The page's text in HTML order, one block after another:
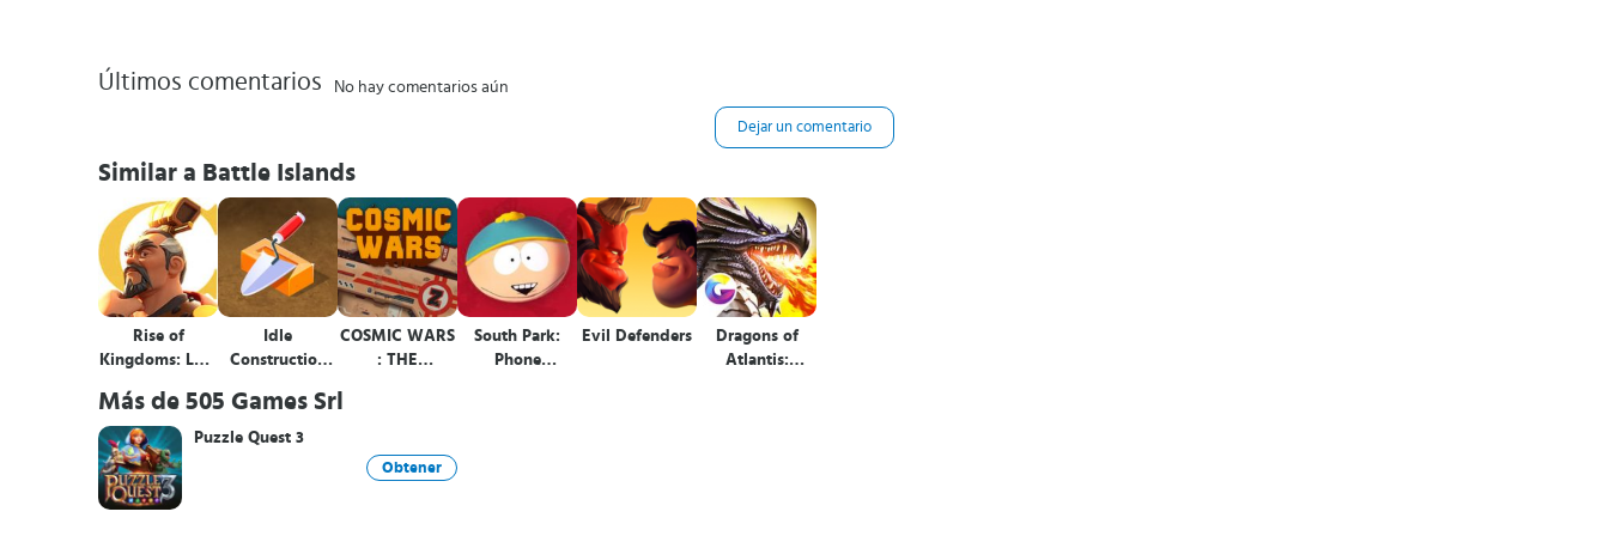
Últimos comentarios No hay comentarios aún
Dejar un comentario
Similar a Battle Islands
Rise of
Kingdoms: Lost
Idle
Construction
COSMIC WARS
: THE
South Park:
Phone
Evil Defenders
Dragons of
Atlantis:
Más de 505 Games Srl
Puzzle Quest 3
Obtener